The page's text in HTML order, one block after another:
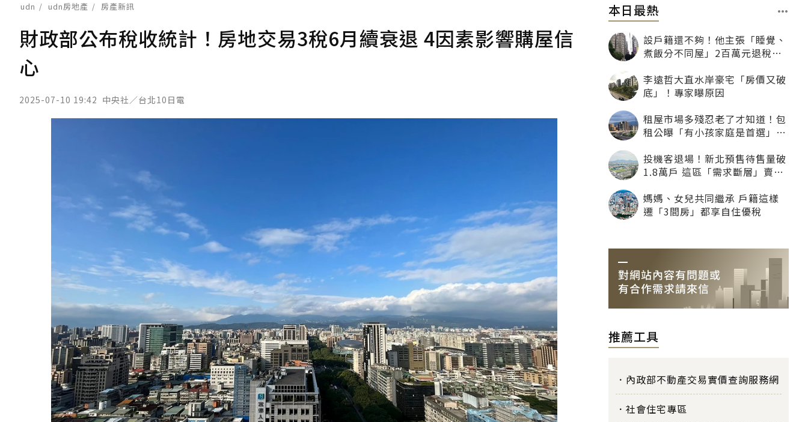
udn udn房地產 房產新訊
財政部公布稅收統計！房地交易3稅6月續衰退 4因素影響購屋信
心
2025-07-10 19:42 中央社／台北10日電
本日最熱
設戶籍還不夠！他主張「睡覺、
煮飯分不同屋」2百萬元退稅照
李遠哲大直水岸豪宅「房價又破
底」！專家曝原因
租屋市場多殘忍老了才知道！包
租公曝「有小孩家庭是首選」：
投機客退場！新北預售待售量破
1.8萬戶 這區「需求斷層」賣壓
媽媽、女兒共同繼承 戶籍這樣
遷「3間房」都享自住優稅
推薦工具
內政部不動產交易實價查詢服務網
社會住宅專區